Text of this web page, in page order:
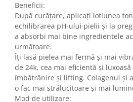
Beneficii:
După curățare, aplicați lotiunea
echilibrarea pH-ului pielii și la
a absorbi mai bine ingredientele
următoare.
Îți lasă pielea mai fermă și mai
de 24k, cea mai eficientă și
îmbătrânire și lifting. Colagenul și
o fac mai strălucitoare și mai
Mod de utilizare: